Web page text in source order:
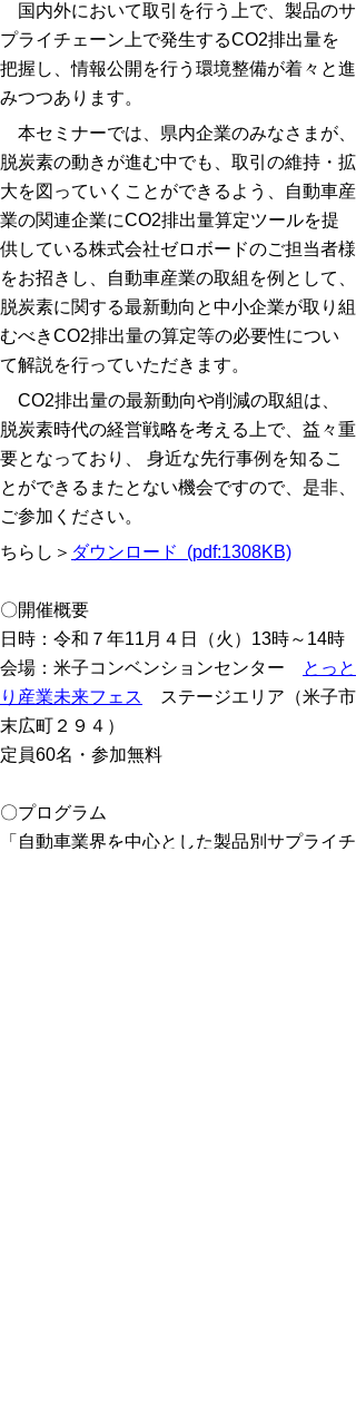
国内外において取引を行う上で、製品のサ
プライチェーン上で発生するCO2排出量を
把握し、情報公開を行う環境整備が着々と進
みつつあります。
本セミナーでは、県内企業のみなさまが、
脱炭素の動きが進む中でも、取引の維持・拡
大を図っていくことができるよう、自動車産
業の関連企業にCO2排出量算定ツールを提
供している株式会社ゼロボードのご担当者様
をお招きし、自動車産業の取組を例として、
脱炭素に関する最新動向と中小企業が取り組
むべきCO2排出量の算定等の必要性につい
て解説を行っていただきます。
CO2排出量の最新動向や削減の取組は、
脱炭素時代の経営戦略を考える上で、益々重
要となっており、 身近な先行事例を知るこ
とができるまたとない機会ですので、是非、
ご参加ください。
ちらし＞ ダウンロード (pdf:1308KB)
〇開催概要
日時：令和７年11月４日（火）13時～14時
会場：米子コンベンションセンター
とっと
り産業未来フェス
ステージエリア（米子市
末広町２９４）
定員60名・参加無料
〇プログラム
「自動車業界を中心とした製品別サプライチ